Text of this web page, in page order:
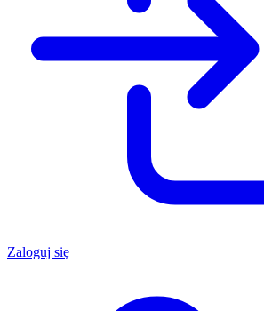
Zaloguj się